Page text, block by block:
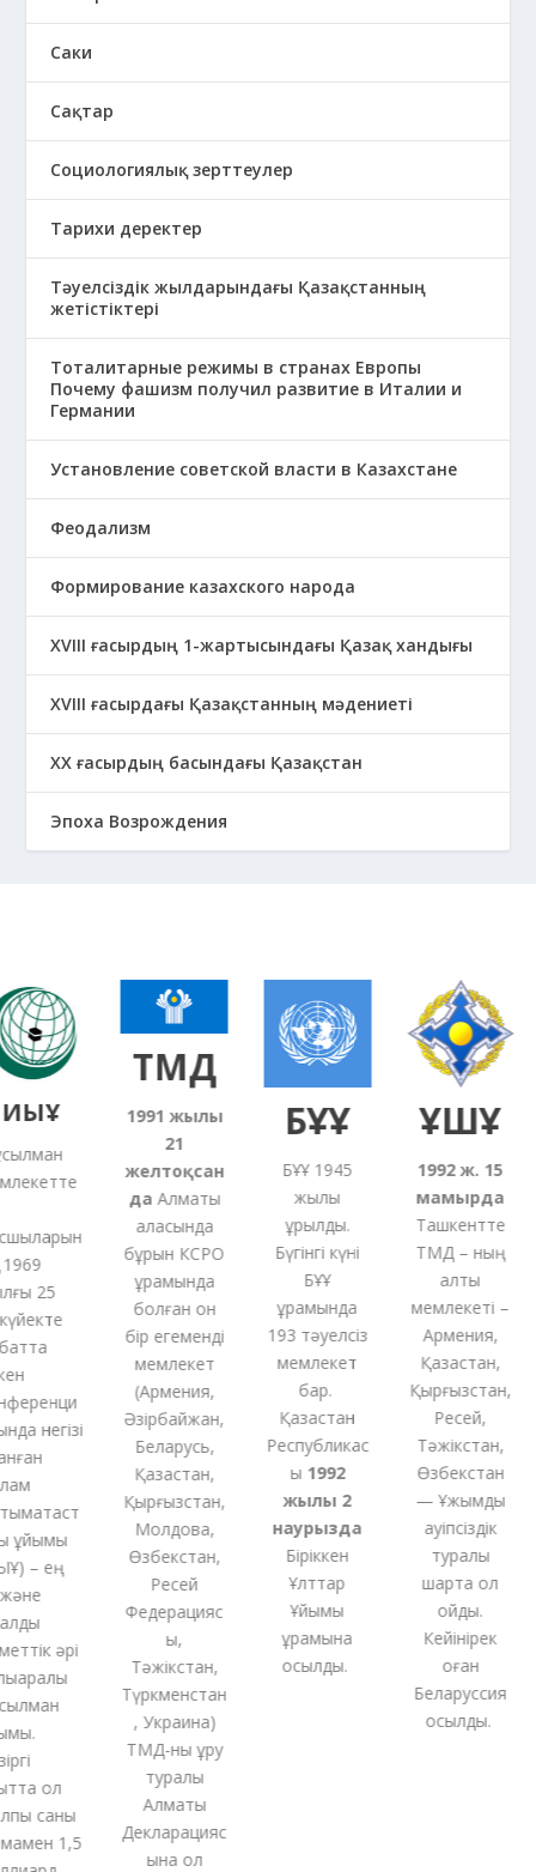
Саки
Сақтар
Социологиялық зерттеулер
Тарихи деректер
Тәуелсіздік жылдарындағы Қазақстанның
жетістіктері
Тоталитарные режимы в странах Европы
Почему фашизм получил развитие в Италии и
Германии
Установление советской власти в Казахстане
Феодализм
Формирование казахского народа
ХVIII ғасырдың 1-жартысындағы Қазақ хандығы
ХVІІІ ғасырдағы Қазақстанның мәдениеті
ХХ ғасырдың басындағы Қазақстан
Эпоха Возрождения
25
негізі
– ең
әрі
ол
саны
1,5
ТМД
1991жылғы
21
желтоқсан
даАлматы
қаласында
бұрын КСРО
құрамында
болғанон
бір егеменді
мемлекет
Армения,
Әзірбайжан,
Беларусь,
Қазақстан,
Қырғызстан,
Молдова,
Өзбекстан,
Ресей
Федерацияс
ы,
Тәжікстан,
Түркменстан
Украина)
ТМД-нықұру
туралы
Алматы
Декларацияс
ына қол
БҰҰ
БҰҰ 1945
жылы
құрылды.
Бүгінгі күні
БҰҰ
құрамында
193 тәуелсіз
мемлекет
бар.
Қазақстан
Республикас
ы1992
жылы 2
наурызда
Біріккен
Ұлттар
Ұйымы
құрамына
қосылды.
ҰҚШҰ
1992 ж. 15
мамырда
Ташкентте
ТМД – ның
алты
мемлекеті –
Армения,
Қазақстан,
Қырғызстан,
Ресей,
Тәжікстан,
Өзбекстан
— Ұжымдық
қауіпсіздік
туралы
шартқа қол
қойды.
Кейінірек
оған
Беларуссия
қосылды.